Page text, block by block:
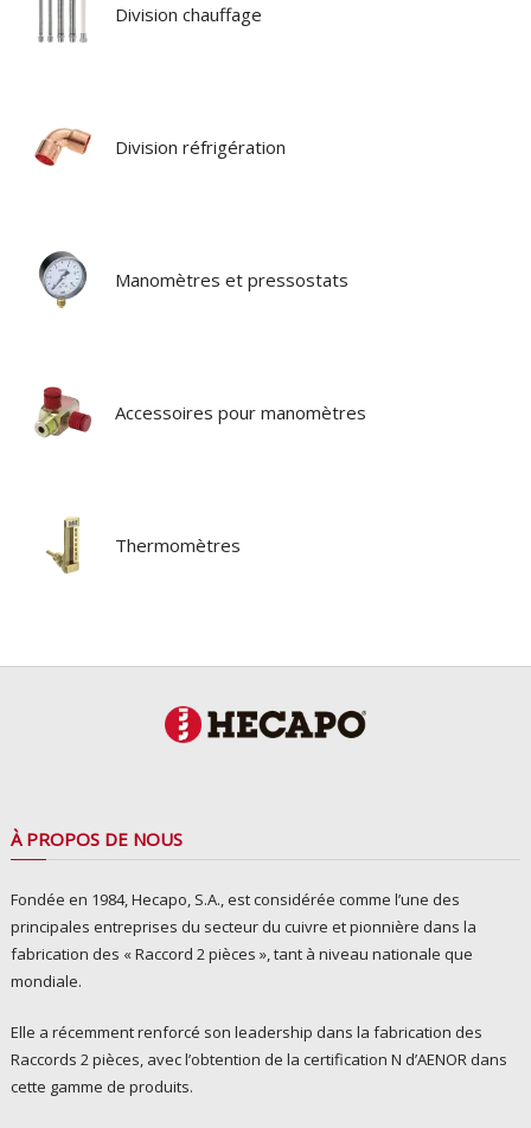
Division chauffage
Division réfrigération
Manomètres et pressostats
Accessoires pour manomètres
Thermomètres
À PROPOS DE NOUS
Fondée en 1984, Hecapo, S.A., est considérée comme l’une des
principales entreprises du secteur du cuivre et pionnière dans la
fabrication des « Raccord 2 pièces », tant à niveau nationale que
mondiale.
Elle a récemment renforcé son leadership dans la fabrication des
Raccords 2 pièces, avec l’obtention de la certification N d’AENOR dans
cette gamme de produits.